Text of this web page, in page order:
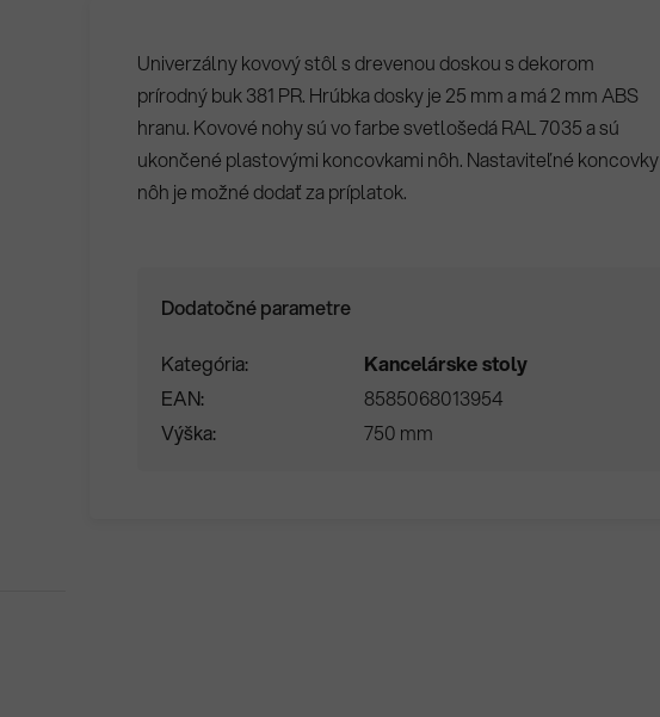
Univerzálny kovový stôl s drevenou doskou s dekorom
prírodný buk 381 PR. Hrúbka dosky je 25 mm a má 2 mm ABS
hranu. Kovové nohy sú vo farbe svetlošedá RAL 7035 a sú
ukončené plastovými koncovkami nôh. Nastaviteľné koncovky
nôh je možné dodať za príplatok.
Dodatočné parametre
Kategória
Kancelárske stoly
EAN
8585068013954
Výška
750 mm